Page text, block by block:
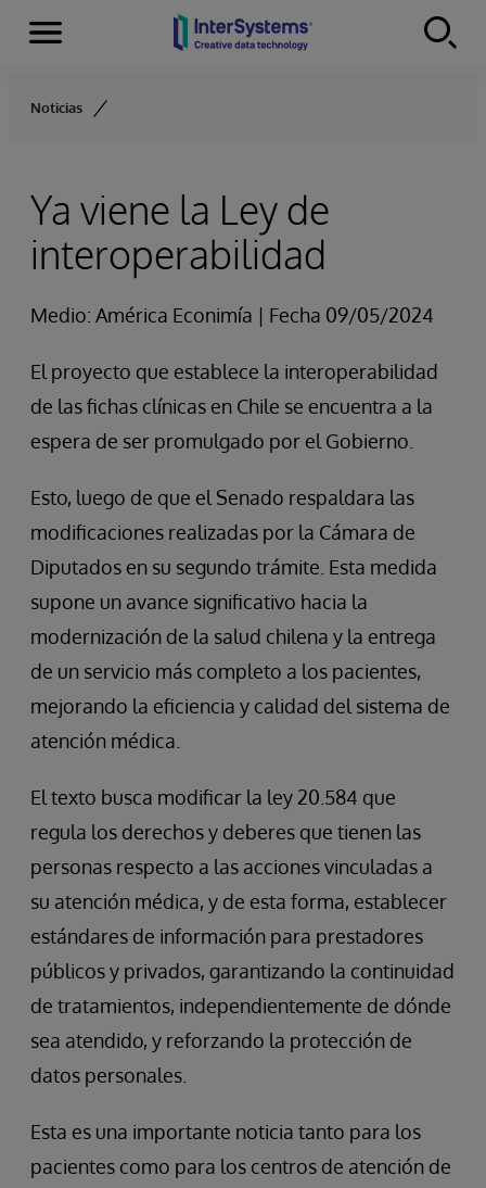
Skip to content
Secciones
Noticias
Ya viene la Ley de
interoperabilidad
Medio: América Econimía | Fecha 09/05/2024
El proyecto que establece la interoperabilidad
de las fichas clínicas en Chile se encuentra a la
espera de ser promulgado por el Gobierno.
Esto, luego de que el Senado respaldara las
modificaciones realizadas por la Cámara de
Diputados en su segundo trámite. Esta medida
supone un avance significativo hacia la
modernización de la salud chilena y la entrega
de un servicio más completo a los pacientes,
mejorando la eficiencia y calidad del sistema de
atención médica.
El texto busca modificar la ley 20.584 que
regula los derechos y deberes que tienen las
personas respecto a las acciones vinculadas a
su atención médica, y de esta forma, establecer
estándares de información para prestadores
públicos y privados, garantizando la continuidad
de tratamientos, independientemente de dónde
sea atendido, y reforzando la protección de
datos personales.
Esta es una importante noticia tanto para los
pacientes como para los centros de atención de